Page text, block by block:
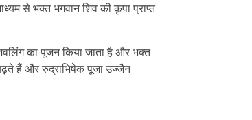
से भक्त भगवान शिव की कृपा प्राप्त
का पूजन किया जाता है और भक्त
हैं और रुद्राभिषेक पूजा उज्जैन